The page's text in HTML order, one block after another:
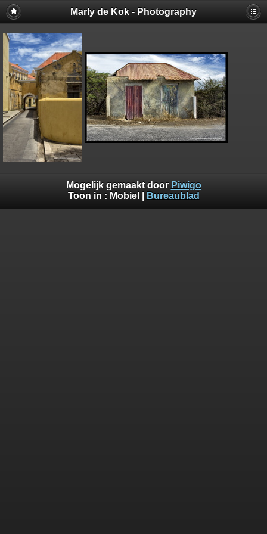
Marly de Kok - Photography
Mogelijk gemaakt door Piwigo
Toon in : Mobiel Bureaublad